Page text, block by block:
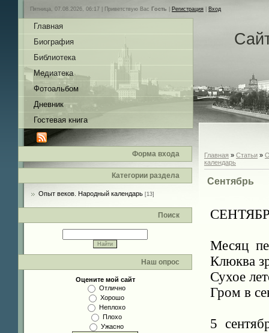
Пятница, 07.08.2026, 06:17 | Приветствую Вас Гость Регистрация Вход
Главная
Биография
Библиотека
Медиатека
Фотоальбом
Дневник
Гостевая книга
Форма входа
Категории раздела
Опыт веков. Народный календарь [13]
Поиск
Наш опрос
Оцените мой сайт
Отлично
Хорошо
Неплохо
Плохо
Ужасно
Главная » Статьи »
календарь
Сентябрь
Месяц
Клюква
Сухое
Гром в
5